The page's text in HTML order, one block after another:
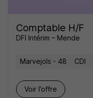
Comptable H/F
DFI Intérim – Mende
Marvejols - 48 CDI
Voir l’offre